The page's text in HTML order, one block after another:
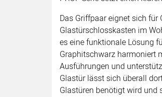
Das Griffpaar eignet sich
Glastürschlosskasten im
es eine funktionale Lösung
Graphitschwarz harmoniert
Ausführungen und
Glastür lässt sich überall
Glastüren benötigt wird